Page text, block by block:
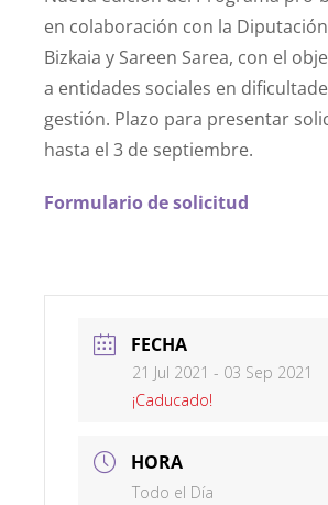
en colaboración con la
Bizkaia y Sareen Sarea, con el
a entidades sociales en
gestión. Plazo para presentar
hasta el 3 de septiembre.
Formulario de solicitud
FECHA
21 Jul 2021 - 03 Sep 2021
¡Caducado!
HORA
Todo el Día